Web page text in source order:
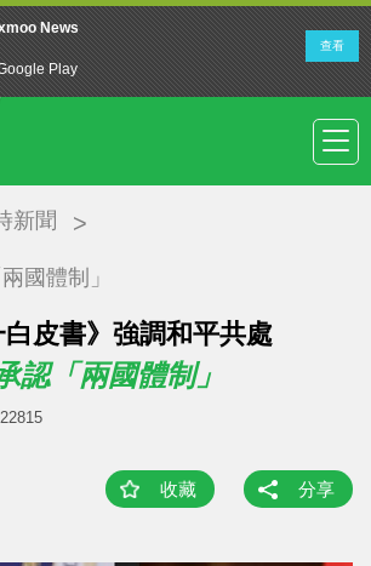
新聞
國體制」
皮書》強調和平共處
認「兩國體制」
22815
收藏 分享